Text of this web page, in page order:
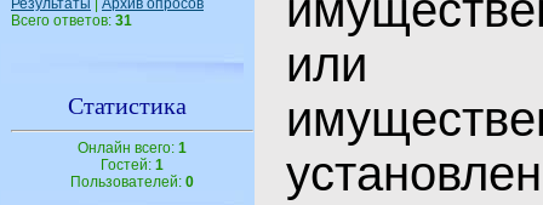
Результаты
Архив опросов
Всего ответов: 31
Статистика
Онлайн всего: 1
Гостей: 1
Пользователей: 0
или